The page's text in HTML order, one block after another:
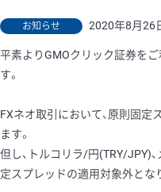
お知らせ 2020年8月26
平素よりGMOクリック証券を
す。
FXネオ取引において、原則固
ます。
但し、トルコリラ/円(TRY/JPY)
定スプレッドの適用対象外とな